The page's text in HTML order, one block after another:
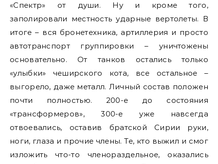
«Спектр» от души. Ну и кроме того,
заполировали местность ударные вертолеты. В
итоге – вся бронетехника, артиллерия и просто
автотранспорт группировки – уничтожены
основательно. От танков остались только
«улыбки» чеширского кота, все остальное –
выгорело, даже металл. Личный состав положен
почти полностью. 200-е до состояния
«трансформеров», 300-е уже навсегда
отвоевались, оставив братской Сирии руки,
ноги, глаза и прочие члены. Те, кто выжил и смог
изложить что-то членораздельное, оказались